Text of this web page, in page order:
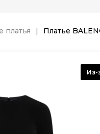
платья Платье
Из-